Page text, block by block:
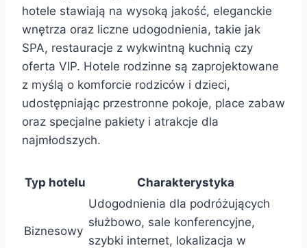
hotele stawiają na wysoką jakość, eleganckie
wnętrza oraz liczne udogodnienia, takie jak
SPA, restauracje z wykwintną kuchnią czy
oferta VIP. Hotele rodzinne są zaprojektowane
z myślą o komforcie rodziców i dzieci,
udostępniając przestronne pokoje, place zabaw
oraz specjalne pakiety i atrakcje dla
najmłodszych.
Typ hotelu Charakterystyka
Biznesowy
Udogodnienia dla podróżujących
służbowo, sale konferencyjne,
szybki internet, lokalizacja w